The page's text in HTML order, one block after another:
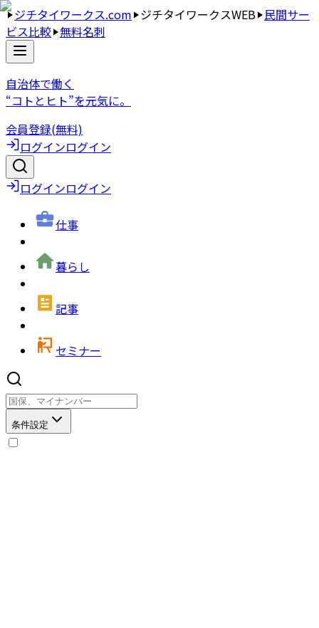
ジチタイワークス.com ジチタイワークスWEB 民間サー
ビス比較 無料名刺
自治体で働く
“コトとヒト”を元気に。
会員登録(無料)
ログインログイン
ログインログイン
仕事
暮らし
記事
セミナー
条件設定